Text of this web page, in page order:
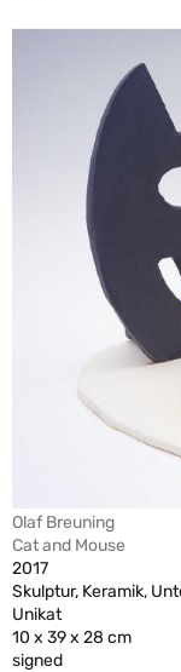
Olaf Breuning
Cat and Mouse
2017
Skulptur, Keramik,
Unikat
10 x 39 x 28 cm
signed